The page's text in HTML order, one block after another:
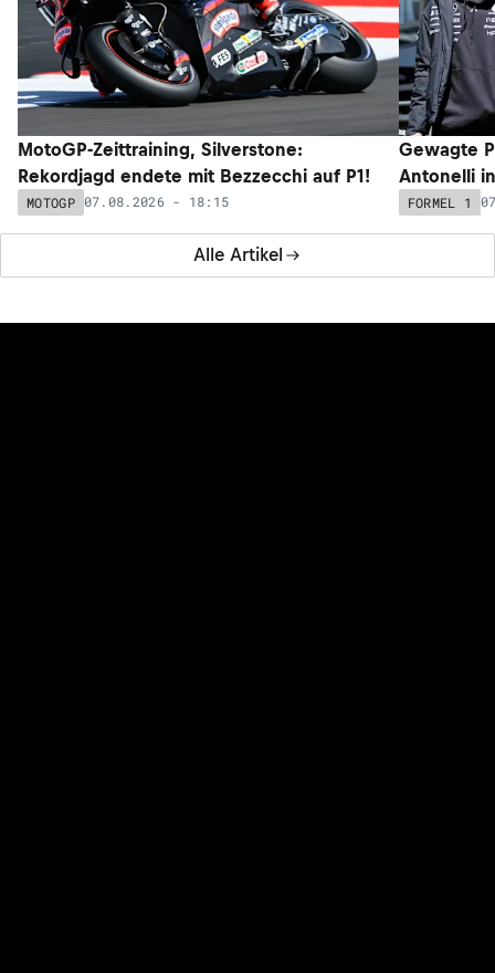
Alle Artikel
MotoGP-Zeittraining, Silverstone:
Rekordjagd endete mit Bezzecchi auf P1!
MOTOGP 07.08.2026 - 18:15
Gewagte
Antonelli
FORMEL 1